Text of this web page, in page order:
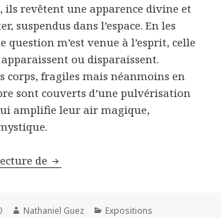
ils revêtent une apparence divine et
suspendus dans l’espace. En les
question m’est venue à l’esprit, celle
apparaissent ou disparaissent.
corps, fragiles mais néanmoins en
sont couverts d’une pulvérisation
amplifie leur air magique,
de Georg Baselitz, chez Thaddaeus
Auteur
Nathaniel Guez Catégories
Expositions